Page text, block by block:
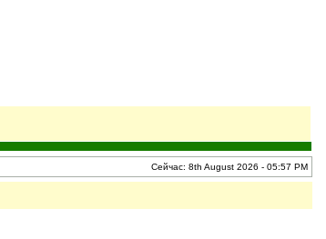
Сейчас: 8th August 2026 - 05:57 PM